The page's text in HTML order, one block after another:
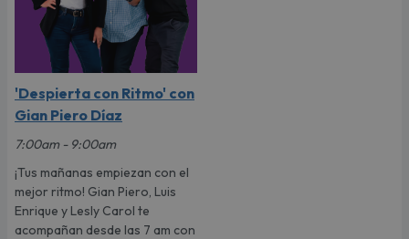
'Despierta con Ritmo' con
Gian Piero Díaz
7:00am - 9:00am
¡Tus mañanas empiezan con el
mejor ritmo! Gian Piero, Luis
Enrique y Lesly Carol te
acompañan desde las 7 am con